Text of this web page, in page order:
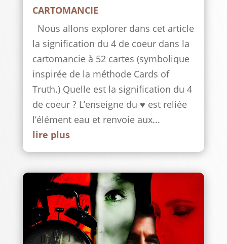
CARTOMANCIE
Nous allons explorer dans cet article
la signification du 4 de coeur dans la
cartomancie à 52 cartes (symbolique
inspirée de la méthode Cards of
Truth.) Quelle est la signification du 4
de coeur ? L’enseigne du ♥ est reliée
l’élément eau et renvoie aux...
lire plus